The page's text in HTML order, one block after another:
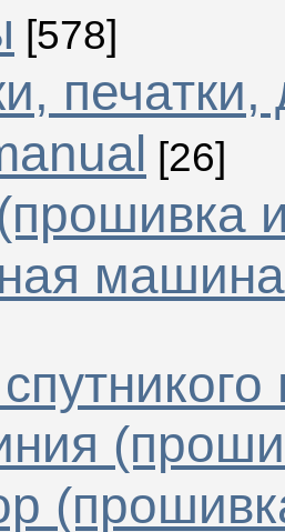
[578]
печатки,
[26]